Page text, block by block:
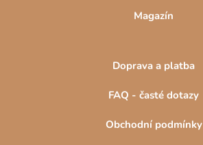
Magazín
Doprava a platba
FAQ - časté dotazy
Obchodní podmínky